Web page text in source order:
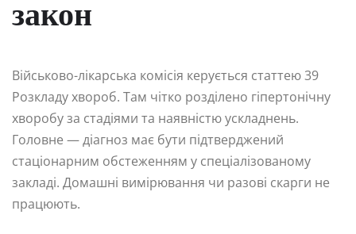
закон
Військово-лікарська комісія керується статтею 39
Розкладу хвороб. Там чітко розділено гіпертонічну
хворобу за стадіями та наявністю ускладнень.
Головне — діагноз має бути підтверджений
стаціонарним обстеженням у спеціалізованому
закладі. Домашні вимірювання чи разові скарги не
працюють.